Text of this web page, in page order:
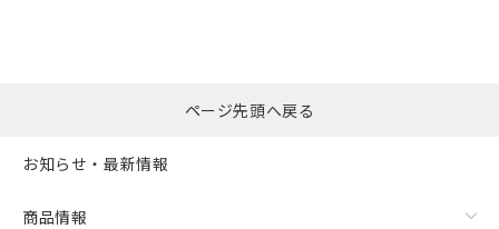
ページ先頭へ戻る
お知らせ・最新情報
商品情報